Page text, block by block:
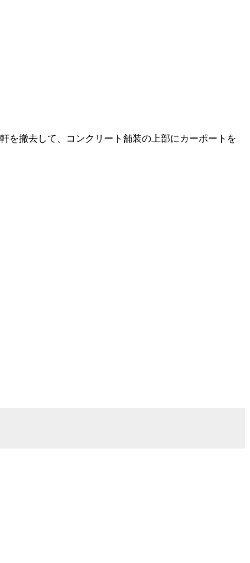
を撤去して、コンクリート舗装の上部にカーポートを